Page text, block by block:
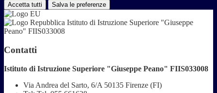
Accetta tutti Salva le preferenze
Istituto di Istruzione Superiore "Giuseppe
Peano" FIIS033008
Contatti
Istituto di Istruzione Superiore "Giuseppe Peano" FIIS033008
Via Andrea del Sarto, 6/A 50135 Firenze (FI)